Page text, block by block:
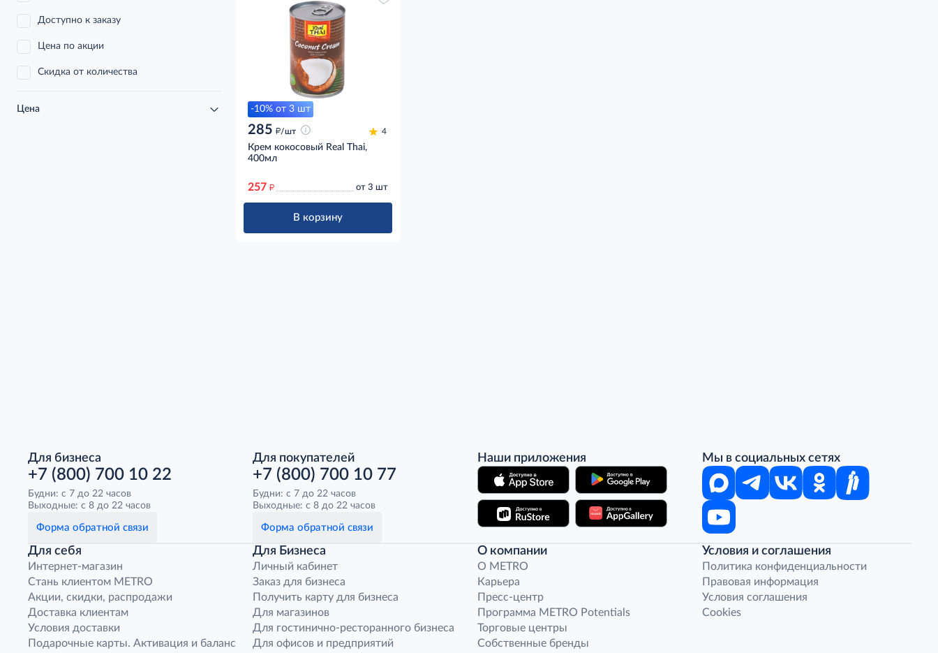
Доступно к заказу
Цена по акции
Скидка от количества
Цена -10% от 3 шт
285 д/шт 4
Крем кокосовый Real Thai,
400мл
257 д от 3 шт
В корзину
Для бизнеса
+7 (800) 700 10 22
Будни: с 7 до 22 часов
Выходные: с 8 до 22 часов
Форма обратной связи
Для покупателей
+7 (800) 700 10 77
Будни: с 7 до 22 часов
Выходные: с 8 до 22 часов
Форма обратной связи
Наши приложения Мы в социальных сетях
Для себя
Интернет-магазин
Стань клиентом METRO
Акции, скидки, распродажи
Доставка клиентам
Условия доставки
Подарочные карты. Активация и баланс
Для Бизнеса
Личный кабинет
Заказ для бизнеса
Получить карту для бизнеса
Для магазинов
Для гостинично-ресторанного бизнеса
Для офисов и предприятий
О компании
O METRO
Карьера
Пресс-центр
Программа METRO Potentials
Торговые центры
Собственные бренды
Условия и соглашения
Политика конфиденциальности
Правовая информация
Условия соглашения
Cookies